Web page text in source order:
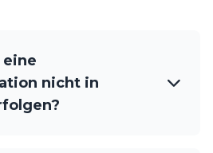
nicht in